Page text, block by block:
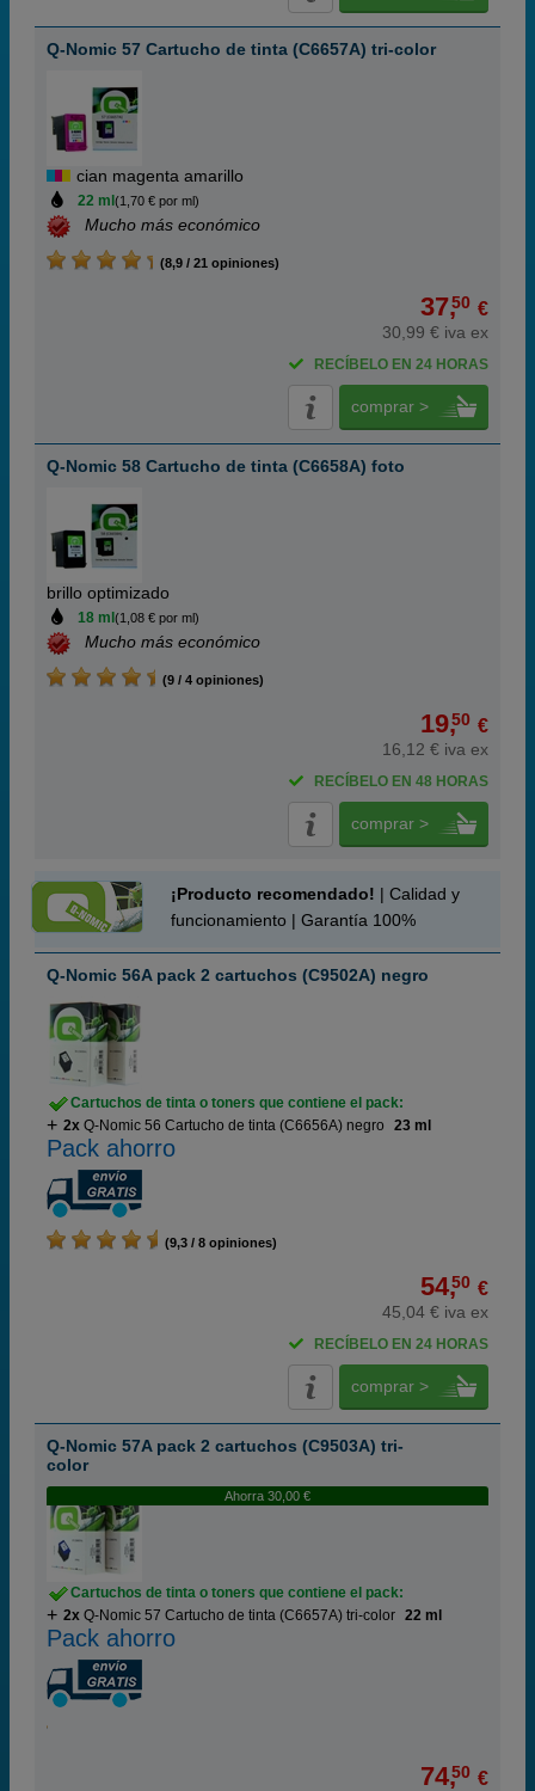
Q-Nomic 57 Cartucho de tinta (C6657A) tri-color
cian magenta amarillo
22 ml (1,70 € por ml)
Mucho más económico
(8,9 / 21 opiniones)
37,50 €
30,99 € iva ex
RECÍBELO EN 24 HORAS
comprar >
Q-Nomic 58 Cartucho de tinta (C6658A) foto
brillo optimizado
18 ml (1,08 € por ml)
Mucho más económico
(9 / 4 opiniones)
19,50 €
16,12 € iva ex
RECÍBELO EN 48 HORAS
comprar >
¡Producto recomendado! | Calidad y
funcionamiento | Garantía 100%
Q-Nomic 56A pack 2 cartuchos (C9502A) negro
Cartuchos de tinta o toners que contiene el pack:
2x Q-Nomic 56 Cartucho de tinta (C6656A) negro 23 ml
Pack ahorro
(9,3 / 8 opiniones)
54,50 €
45,04 € iva ex
RECÍBELO EN 24 HORAS
comprar >
Q-Nomic 57A pack 2 cartuchos (C9503A) tri-
color
Ahorra 30,00 €
Cartuchos de tinta o toners que contiene el pack:
2x Q-Nomic 57 Cartucho de tinta (C6657A) tri-color 22 ml
Pack ahorro
74,50 €